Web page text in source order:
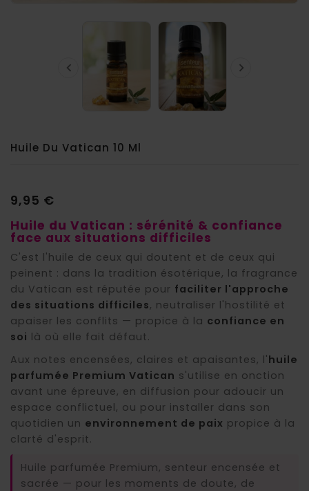
 
Huile Du Vatican 10 Ml
9,95 €
Huile du Vatican : sérénité & confiance
face aux situations difficiles
C'est l'huile de ceux qui doutent et de ceux qui
peinent : dans la tradition ésotérique, la fragrance
du Vatican est réputée pour faciliter l'approche
des situations difficiles, neutraliser l'hostilité et
apaiser les conflits — propice à la confiance en
soi là où elle fait défaut.
Aux notes encensées, claires et apaisantes, l'huile
parfumée Premium Vatican s'utilise en onction
avant une épreuve, en diffusion pour adoucir un
espace conflictuel, ou pour installer dans son
quotidien un environnement de paix propice à la
clarté d'esprit.
Huile parfumée Premium, senteur encensée et
sacrée — pour les moments de doute, de